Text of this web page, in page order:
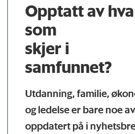
Opptatt av hva
som
skjer i
samfunnet?
Utdanning, familie,
og ledelse er bare noe
oppdatert på i